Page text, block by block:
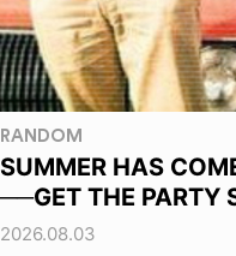
RANDOM
SUMMER HAS
──GET THE PARTY
2026.08.03